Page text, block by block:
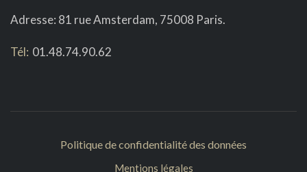
Adresse: 81 rue Amsterdam, 75008 Paris.
Tél: 01.48.74.90.62
Politique de confidentialité des données
Mentions légales